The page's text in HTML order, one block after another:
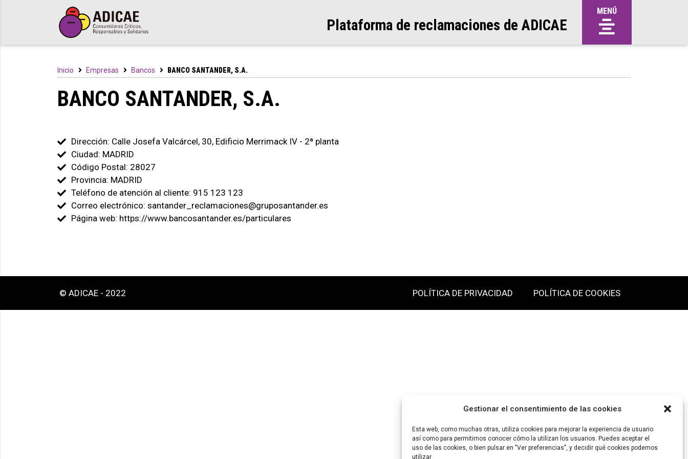
Gestionar el consentimiento de las cookies
Esta web, como muchas otras, utiliza cookies para mejorar la experiencia de usuario
así como para permitirnos conocer cómo la utilizan los usuarios. Puedes aceptar el
uso de las cookies, o bien pulsar en "Ver preferencias", y decidir qué cookies podemos
utilizar
Plataforma de reclamaciones de ADICAE
MENÚ
Inicio Empresas Bancos BANCO SANTANDER, S.A.
BANCO SANTANDER, S.A.
Dirección: Calle Josefa Valcárcel, 30, Edificio Merrimack IV - 2ª planta
Ciudad: MADRID
Código Postal: 28027
Provincia: MADRID
Teléfono de atención al cliente: 915 123 123
Correo electrónico: santander_reclamaciones@gruposantander.es
Página web: https://www.bancosantander.es/particulares
© ADICAE - 2022 POLÍTICA DE PRIVACIDAD POLÍTICA DE COOKIES